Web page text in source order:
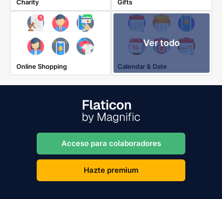
Charity Gifts
Online Shopping
Ver todo
Calendar & Date
Acceso para colaboradores
Hazte premium